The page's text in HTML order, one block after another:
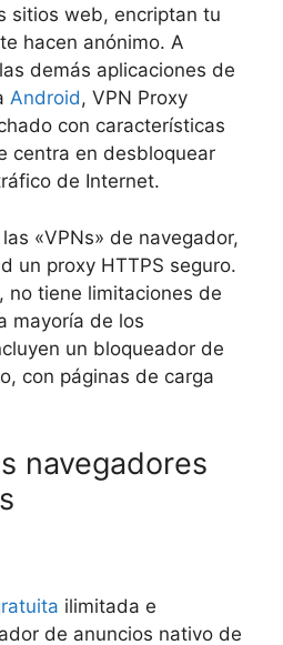
sitios web, encriptan tu
hacen anónimo. A
demás aplicaciones de
Android, VPN Proxy
con características
centra en desbloquear
de Internet.
«VPNs» de navegador,
un proxy HTTPS seguro.
no tiene limitaciones de
mayoría de los
un bloqueador de
con páginas de carga
navegadores
ilimitada e
de anuncios nativo de